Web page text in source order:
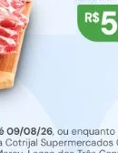
Denilso
do
nos